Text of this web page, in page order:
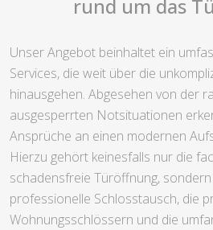
rund um das
Unser Angebot beinhaltet ein
Services, die weit über die
hinausgehen. Abgesehen von der
ausgesperrten Notsituationen
Ansprüche an einen modernen
Hierzu gehört keinesfalls nur die
schadensfreie Türöffnung,
professionelle Schlosstausch, die
Wohnungsschlössern und die